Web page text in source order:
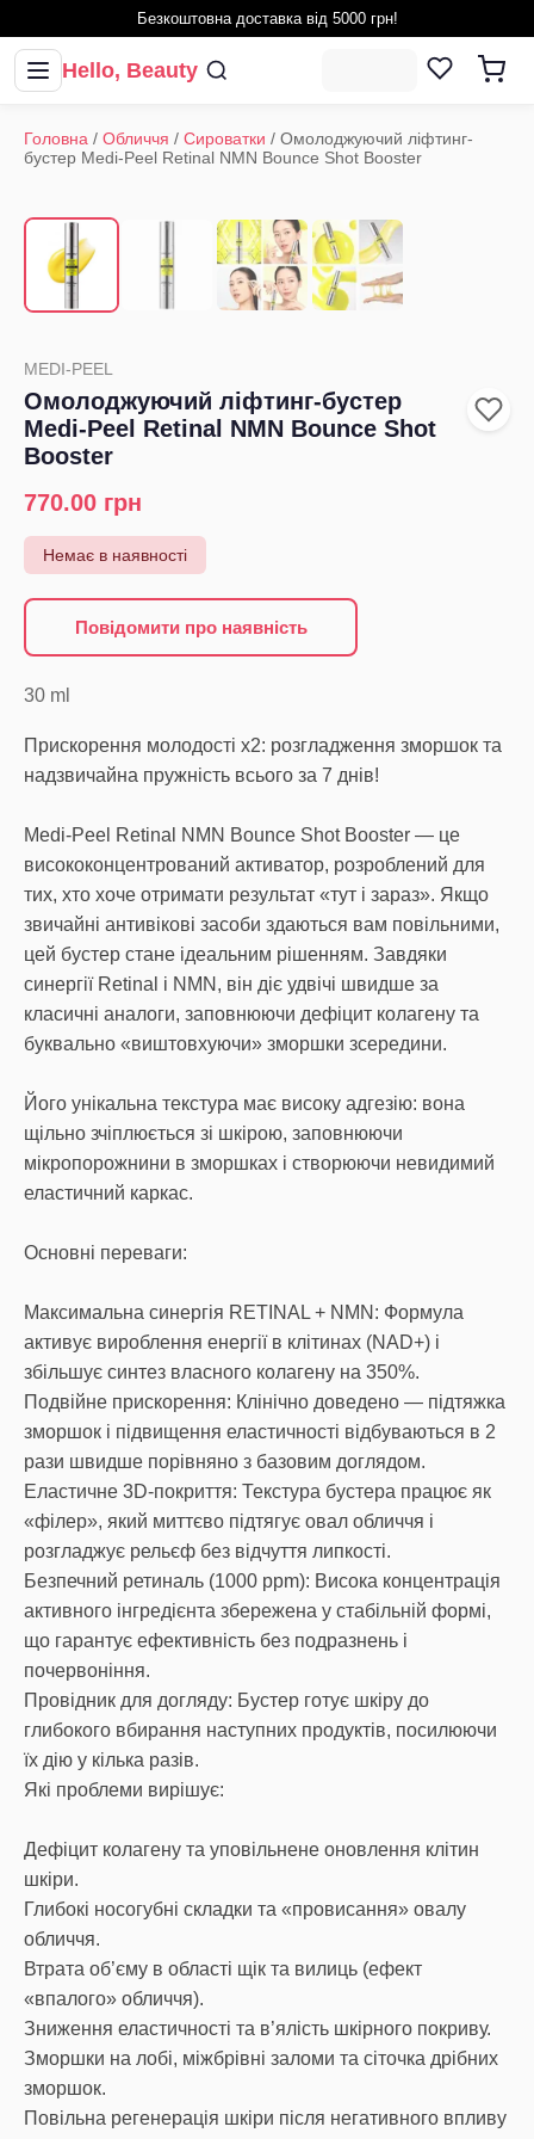
Безкоштовна доставка від 5000 грн!
Hello, Beauty
Головна / Обличчя / Сироватки / Омолоджуючий ліфтинг-
бустер Medi-Peel Retinal NMN Bounce Shot Booster
MEDI-PEEL
Омолоджуючий ліфтинг-бустер
Medi-Peel Retinal NMN Bounce Shot
Booster
770.00 грн
Немає в наявності
Повідомити про наявність
30 ml
Прискорення молодості х2: розгладження зморшок та
надзвичайна пружність всього за 7 днів!
Medi-Peel Retinal NMN Bounce Shot Booster — це
висококонцентрований активатор, розроблений для
тих, хто хоче отримати результат «тут і зараз». Якщо
звичайні антивікові засоби здаються вам повільними,
цей бустер стане ідеальним рішенням. Завдяки
синергії Retinal і NMN, він діє удвічі швидше за
класичні аналоги, заповнюючи дефіцит колагену та
буквально «виштовхуючи» зморшки зсередини.
Його унікальна текстура має високу адгезію: вона
щільно зчіплюється зі шкірою, заповнюючи
мікропорожнини в зморшках і створюючи невидимий
еластичний каркас.
Основні переваги:
Максимальна синергія RETINAL + NMN: Формула
активує вироблення енергії в клітинах (NAD+) і
збільшує синтез власного колагену на 350%.
Подвійне прискорення: Клінічно доведено — підтяжка
зморшок і підвищення еластичності відбуваються в 2
рази швидше порівняно з базовим доглядом.
Еластичне 3D-покриття: Текстура бустера працює як
«філер», який миттєво підтягує овал обличчя і
розгладжує рельєф без відчуття липкості.
Безпечний ретиналь (1000 ppm): Висока концентрація
активного інгредієнта збережена у стабільній формі,
що гарантує ефективність без подразнень і
почервоніння.
Провідник для догляду: Бустер готує шкіру до
глибокого вбирання наступних продуктів, посилюючи
їх дію у кілька разів.
Які проблеми вирішує:
Дефіцит колагену та уповільнене оновлення клітин
шкіри.
Глибокі носогубні складки та «провисання» овалу
обличчя.
Втрата об’єму в області щік та вилиць (ефект
«впалого» обличчя).
Зниження еластичності та в’ялість шкірного покриву.
Зморшки на лобі, міжбрівні заломи та сіточка дрібних
зморшок.
Повільна регенерація шкіри після негативного впливу